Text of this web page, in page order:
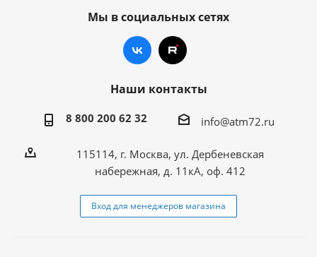
Мы в социальных сетях
Наши контакты
8 800 200 62 32 info@atm72.ru
115114, г. Москва, ул. Дербеневская
набережная, д. 11кА, оф. 412
Вход для менеджеров магазина